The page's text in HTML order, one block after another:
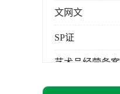
文网文
SP证
艺术品经营备案